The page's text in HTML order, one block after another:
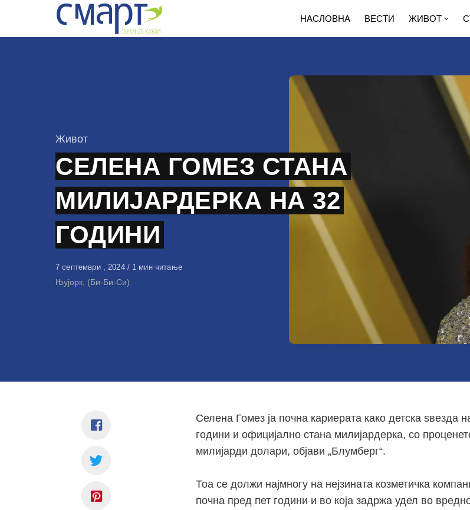
НАСЛОВНА ВЕСТИ ЖИВОТ
КАтегорија
Живот
СЕЛЕНА ГОМЕЗ СТАНА
МИЛИЈАРДЕРКА НА 32
ГОДИНИ
Објавено
на
7 септември , 2024 1 мин читање
Њујорк, (Би-Би-Си)
Селена Гомез ја почна кариерата како детска ѕвезда
години и официјално стана милијардерка, со
милијарди долари, објави „Блумберг“.
Тоа се должи најмногу на нејзината козметичка
почна пред пет години и во која задржа удел во